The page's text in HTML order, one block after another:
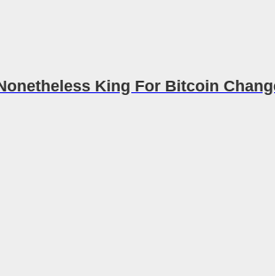
King For Bitcoin